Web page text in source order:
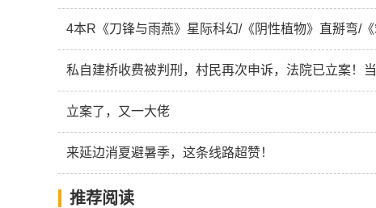
4本R《刀锋与雨燕》星际科幻/《阴性植物》直掰弯/
私自建桥收费被判刑，村民再次申诉，法院已立案！
立案了，又一大佬
来延边消夏避暑季，这条线路超赞！
推荐阅读